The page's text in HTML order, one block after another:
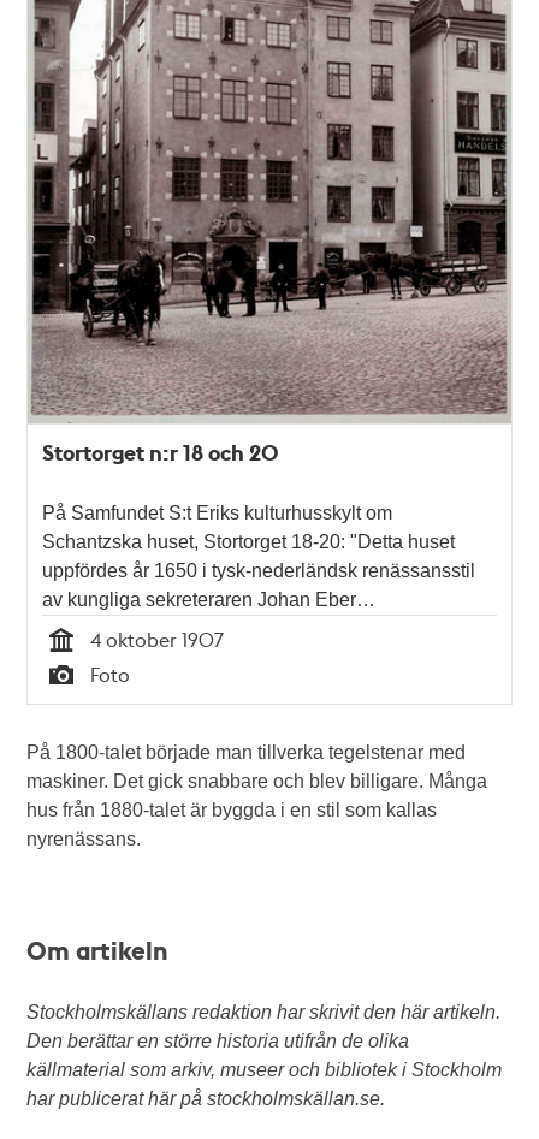
Stortorget n:r 18 och 20
På Samfundet S:t Eriks kulturhusskylt om
Schantzska huset, Stortorget 18-20: "Detta huset
uppfördes år 1650 i tysk-nederländsk renässansstil
av kungliga sekreteraren Johan Eber…
Tid
4 oktober 1907
Typ
Foto
På 1800-talet började man tillverka tegelstenar med
maskiner. Det gick snabbare och blev billigare. Många
hus från 1880-talet är byggda i en stil som kallas
nyrenässans.
Om artikeln
Stockholmskällans redaktion har skrivit den här artikeln.
Den berättar en större historia utifrån de olika
källmaterial som arkiv, museer och bibliotek i Stockholm
har publicerat här på stockholmskällan.se.